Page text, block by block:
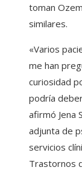
toman
similares.
«Varios
me han
curiosidad
podría
afirmó Jena
adjunta de
servicios
Trastornos